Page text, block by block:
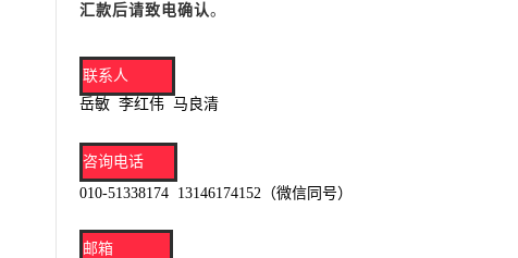
汇款后请致电确认。
联系人
岳敏 李红伟 马良清
咨询电话
010-51338174 13146174152 （微信同号）
邮箱